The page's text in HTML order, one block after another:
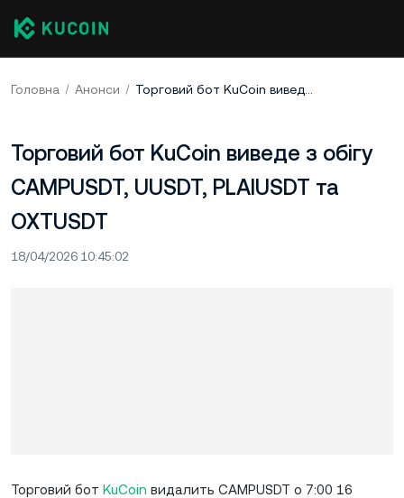
Головна Анонси Торговий бот KuCoin виведе з обігу CAMPUSDT, UUSDT, PLAIUSDT та OXTUSDT
Торговий бот KuCoin виведе з обігу
CAMPUSDT, UUSDT, PLAIUSDT та
OXTUSDT
18/04/2026 10:45:02
Торговий бот KuCoin видалить CAMPUSDT о 7:00 16